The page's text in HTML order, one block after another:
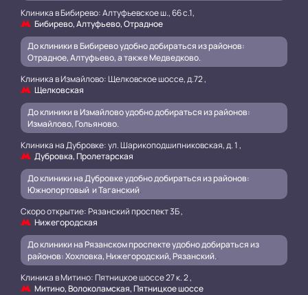
Клиника в Бибирево: Алтуфьевское ш., 66 с.1,
Бибирево, Алтуфьево, Отрадное
До клиники в Бибирево удобно добираться из районов:
Отрадное, Алтуфьево, а также Медведково.
Клиника в Измайлово: Щелковское шоссе, д.72 ,
Щелковская
До клиники в Измайлово удобно добираться из районов:
Измайлово, Гольяново.
Клиника на Дубровке: ул. Шарикоподшипниковская, д. 1 ,
Дубровка, Пролетарская
До клиники на Дубровке удобно добираться из районов:
Южнопортовый и Таганский.
Скоро открытие: Рязанский проспект 3Б ,
Нижегородская
До клиники на Рязанском проспекте удобно добираться из
районов: Хохловка, Нижегородский, Рязанский..
Клиника в Митино: Пятницкое шоссе 27 к. 2 ,
Митино, Волоколамская, Пятницкое шоссе